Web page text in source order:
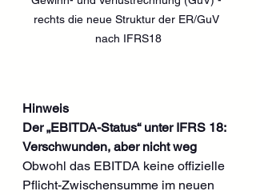
rechts die neue Struktur der ER/GuV
nach IFRS18
Hinweis
Der „EBITDA-Status“ unter IFRS 18:
Verschwunden, aber nicht weg
Obwohl das EBITDA keine offizielle
Pflicht-Zwischensumme im neuen